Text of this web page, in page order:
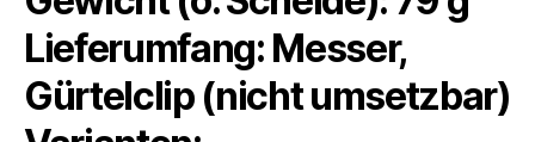
Lieferumfang: Messer,
Gürtelclip (nicht umsetzbar)